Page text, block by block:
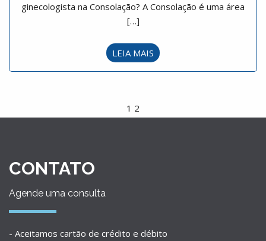
ginecologista na Consolação? A Consolação é uma área
[…]
LEIA MAIS
1 2
CONTATO
Agende uma consulta
- Aceitamos cartão de crédito e débito